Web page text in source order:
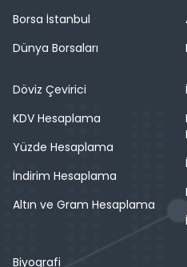
Borsa İstanbul
Dünya Borsaları
Döviz Çevirici
KDV Hesaplama
Yüzde Hesaplama
İndirim Hesaplama
Altın ve Gram Hesaplama
Biyografi